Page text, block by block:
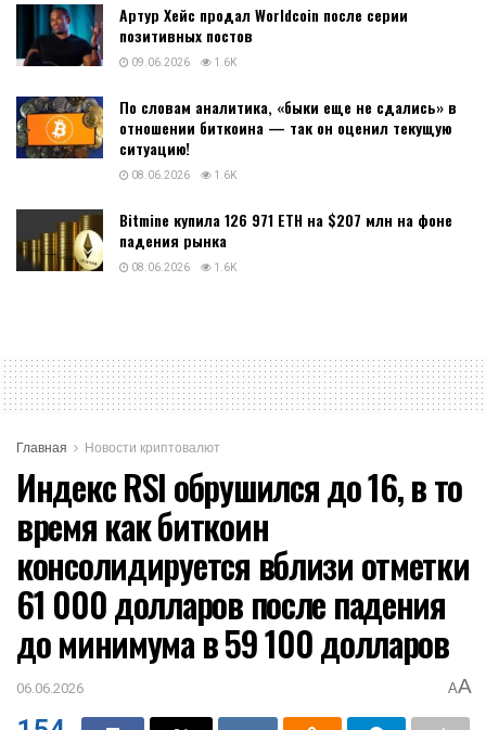
Артур Хейс продал Worldcoin после серии
позитивных постов
09.06.2026 1.6K
По словам аналитика, «быки еще не сдались» в
отношении биткоина — так он оценил текущую
ситуацию!
08.06.2026 1.6K
Bitmine купила 126 971 ETH на $207 млн на фоне
падения рынка
08.06.2026 1.6K
Главная Новости криптовалют
Индекс RSI обрушился до 16, в то
время как биткоин
консолидируется вблизи отметки
61 000 долларов после падения
до минимума в 59 100 долларов
06.06.2026 AA